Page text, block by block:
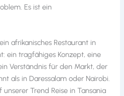
Es ist ein
afrikanisches Restaurant in
ein tragfähiges Konzept, eine
Verständnis für den Markt, der
als in Daressalam oder Nairobi.
Trend Reise in Tansania